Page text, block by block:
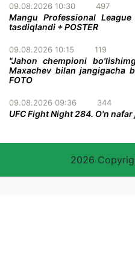
09.08.2026 10:30 497
Mangu Professional
tasdiqlandi + POSTER
09.08.2026 10:15 119
"Jahon chempioni
Maxachev bilan jangigacha
FOTO
09.08.2026 09:36 344
UFC Fight Night 284. O'n
2026